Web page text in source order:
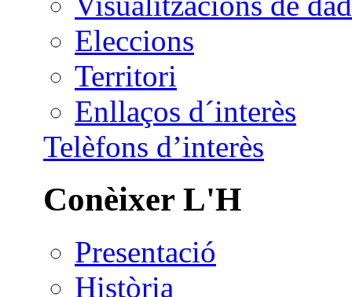
Eleccions
Territori
Enllaços d´interès
Telèfons d’interès
Conèixer L'H
Presentació
Història